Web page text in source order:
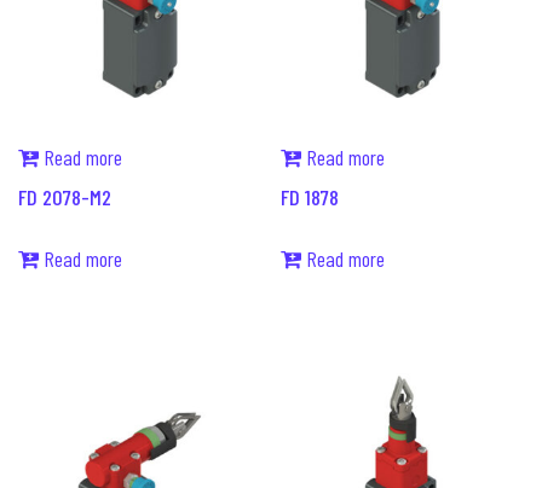
Read more
FD 2078-M2
Read more
Read more
FD 1878
Read more